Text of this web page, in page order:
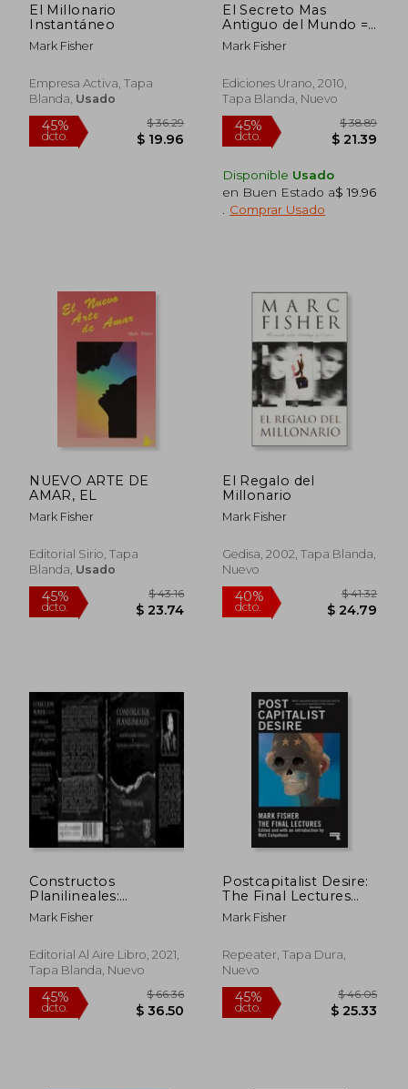
45%
dcto.
40%
dcto.
El Millonario
Instantáneo
Mark Fisher
Empresa Activa, Tapa
Blanda, Usado
45% $ 36.29
El Secreto Mas
Antiguo del Mundo =
The World's Oldest
Secret
Mark Fisher
Ediciones Urano, 2010,
Tapa Blanda, Nuevo
45%
dcto.
Disponible Usado
en Buen Estado a$ 19.96
Comprar Usado
NUEVO ARTE DE
AMAR, EL
Mark Fisher
Editorial Sirio, Tapa
Blanda, Usado
El Regalo del
Millonario
Mark Fisher
Gedisa, 2002, Tapa Blanda,
Nuevo
Constructos
Planilineales:
Materialismo Gótico y
Teoría-Ficción
Mark Fisher
Editorial Al Aire Libro, 2021,
Tapa Blanda, Nuevo
Postcapitalist Desire:
The Final Lectures
(en Inglés)
Mark Fisher
Repeater, Tapa Dura,
Nuevo